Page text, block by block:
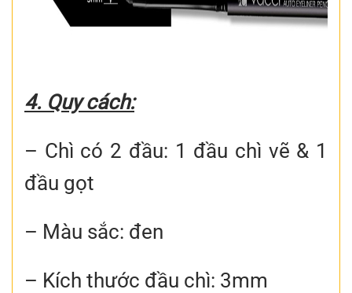
4. Quy cách:
– Chì có 2 đầu: 1 đầu chì vẽ & 1
đầu gọt
– Màu sắc: đen
– Kích thước đầu chì: 3mm